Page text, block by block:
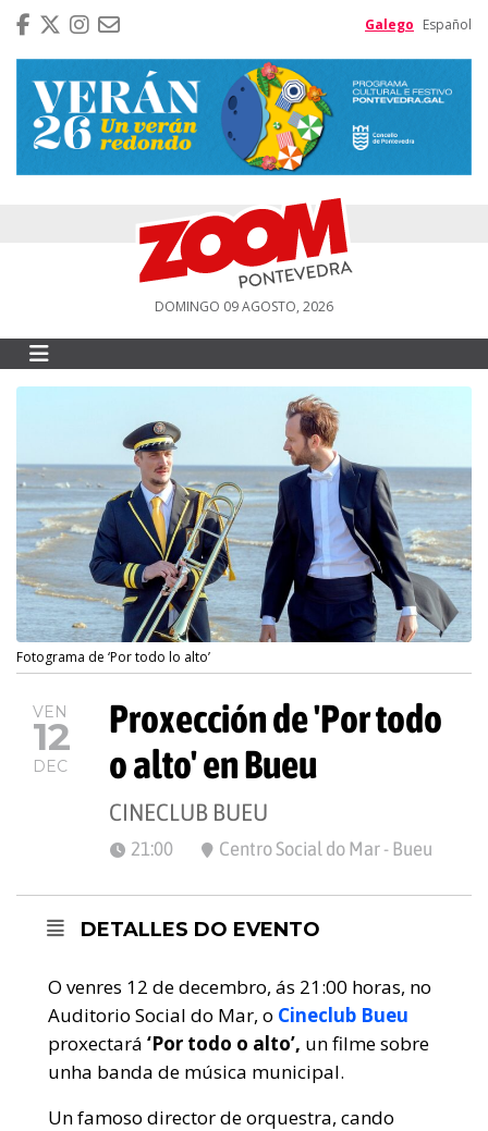
Galego Español
DOMINGO 09 AGOSTO, 2026
Fotograma de ‘Por todo lo alto’
VEN
12
DEC
Proxección de 'Por todo
o alto' en Bueu
CINECLUB BUEU
21:00 Centro Social do Mar - Bueu
DETALLES DO EVENTO
O venres 12 de decembro, ás 21:00 horas, no
Auditorio Social do Mar, o Cineclub Bueu
proxectará ‘Por todo o alto’, un filme sobre
unha banda de música municipal.
Un famoso director de orquestra, cando